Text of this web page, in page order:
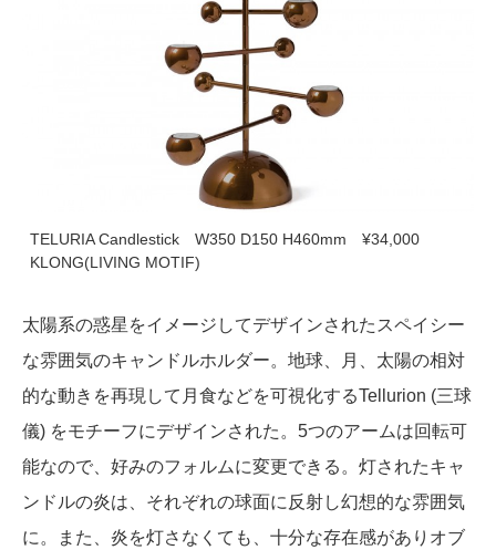
TELURIA Candlestick W350 D150 H460mm ¥34,000
KLONG(LIVING MOTIF)
太陽系の惑星をイメージしてデザインされたスペイシー
な雰囲気のキャンドルホルダー。地球、月、太陽の相対
的な動きを再現して月食などを可視化するTellurion (三球
儀) をモチーフにデザインされた。5つのアームは回転可
能なので、好みのフォルムに変更できる。灯されたキャ
ンドルの炎は、それぞれの球面に反射し幻想的な雰囲気
に。また、炎を灯さなくても、十分な存在感がありオブ